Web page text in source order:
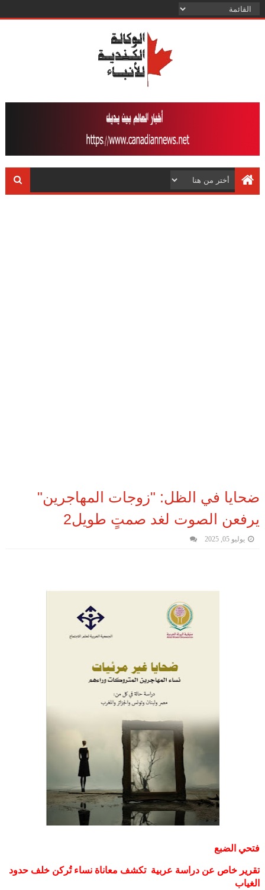
ضحايا في الظل: "زوجات المهاجرين"
يرفعن الصوت لغد صمتٍ طويل2
يوليو 05, 2025
فتحي الضبع
تقرير خاص عن دراسة عربية تكشف معاناة نساء تُركن خلف حدود
الغياب